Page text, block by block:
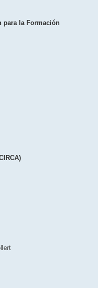
para la Formación